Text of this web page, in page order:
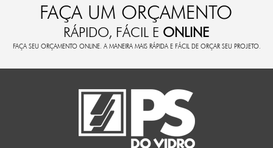
FAÇA UM ORÇAMENTO
RÁPIDO, FÁCIL E ONLINE
FAÇA SEU ORÇAMENTO ONLINE. A MANEIRA MAIS RÁPIDA E FÁCIL DE ORÇAR SEU PROJETO.